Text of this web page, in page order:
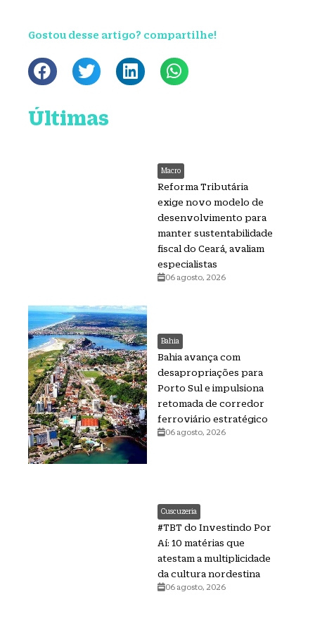
Gostou desse artigo? compartilhe!
Últimas
Macro
Reforma Tributária
exige novo modelo de
desenvolvimento para
manter sustentabilidade
fiscal do Ceará, avaliam
especialistas
06 agosto, 2026
Bahia
Bahia avança com
desapropriações para
Porto Sul e impulsiona
retomada de corredor
ferroviário estratégico
06 agosto, 2026
Cuscuzeria
#TBT do Investindo Por
Aí: 10 matérias que
atestam a multiplicidade
da cultura nordestina
06 agosto, 2026